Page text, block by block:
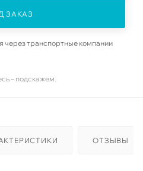
ЗАКАЗ
через транспортные компании
– подскажем.
ОТЗЫВЫ